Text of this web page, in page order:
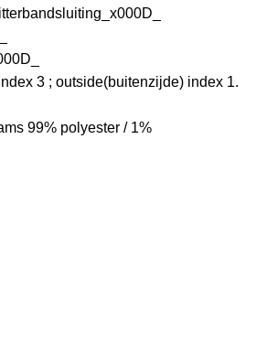
3 ; outside(buitenzijde) index 1.
99% polyester / 1%